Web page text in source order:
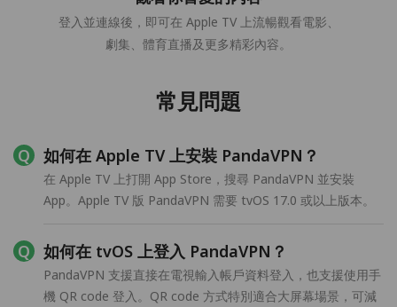
登入並連線後，即可在 Apple TV 上流暢觀看電影、
劇集、體育直播及更多精彩內容。
常見問題
如何在 Apple TV 上安裝 PandaVPN？
在 Apple TV 上打開 App Store，搜尋 PandaVPN 並安裝
App。Apple TV 版 PandaVPN 需要 tvOS 17.0 或以上版本。
如何在 tvOS 上登入 PandaVPN？
PandaVPN 支援直接在電視輸入帳戶資料登入，也支援使用手
機 QR code 登入。QR code 方式特別適合大屏幕場景，可減